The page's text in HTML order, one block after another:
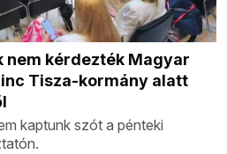
nem kérdezték Magyar
Tisza-kormány alatt
kaptunk szót a pénteki